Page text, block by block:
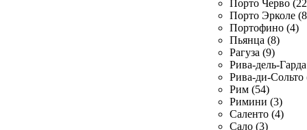
Порто Черво
Порто Эрколе
Портофино (4)
Пьянца (8)
Рагуза (9)
Рива-дель-
Рива-ди-Сольто
Рим (54)
Римини (3)
Саленто (4)
Сало (3)